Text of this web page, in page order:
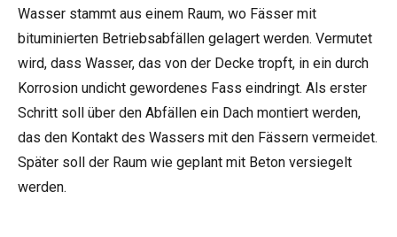
Wasser stammt aus einem Raum, wo Fässer mit
bituminierten Betriebsabfällen gelagert werden. Vermutet
wird, dass Wasser, das von der Decke tropft, in ein durch
Korrosion undicht gewordenes Fass eindringt. Als erster
Schritt soll über den Abfällen ein Dach montiert werden,
das den Kontakt des Wassers mit den Fässern vermeidet.
Später soll der Raum wie geplant mit Beton versiegelt
werden.